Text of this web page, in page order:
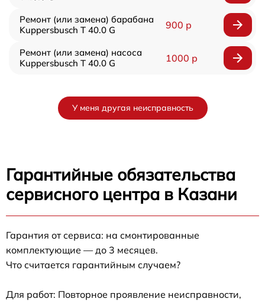
Ремонт (или замена) барабана
Kuppersbusch T 40.0 G
900 р
Ремонт (или замена) насоса
Kuppersbusch T 40.0 G
1000 р
У меня другая неисправность
Гарантийные обязательства
сервисного центра в Казани
Гарантия от сервиса: на смонтированные
комплектующие — до 3 месяцев.
Что считается гарантийным случаем?
Для работ: Повторное проявление неисправности,